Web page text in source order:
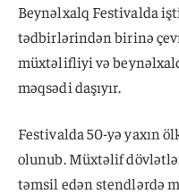
Beynəlxalq Festivalda
tədbirlərindən birinə
müxtəlifliyi və
məqsədi daşıyır.
Festivalda 50-yə yaxın
olunub. Müxtəlif
təmsil edən stendlərdə